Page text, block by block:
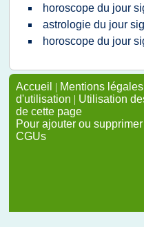
horoscope du jour
astrologie du jour
horoscope du jour
Accueil | Mentions légales
d'utilisation | Utilisation
de cette page
Pour ajouter ou
CGUs